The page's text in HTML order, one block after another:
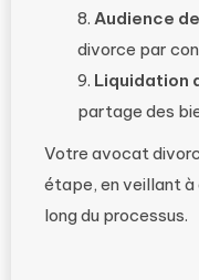
Audience
divorce par
Liquidation
partage des
Votre avocat
étape, en veillant
long du processus.